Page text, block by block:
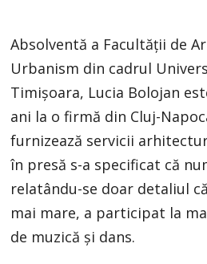
Absolventă a Facultății de
Urbanism din cadrul
Timișoara, Lucia Bolojan
ani la o firmă din Cluj-
furnizează servicii
în presă s-a specificat că
relatându-se doar detaliul
mai mare, a participat la
de muzică și dans.